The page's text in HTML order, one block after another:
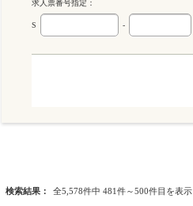
求人票番号指定：
S -
検索結果： 全5,578件中 481件～500件目を表示